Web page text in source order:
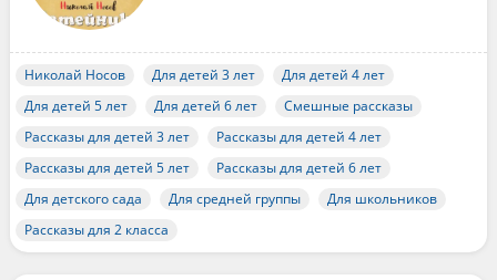
Николай Носов Для детей 3 лет
Для детей 4 лет
Для детей 5 лет
Для детей 6 лет
Смешные рассказы
Рассказы для детей 3 лет
Рассказы для детей 4 лет
Рассказы для детей 5 лет
Рассказы для детей 6 лет
Для детского сада
Для средней группы
Для школьников
Рассказы для 2 класса